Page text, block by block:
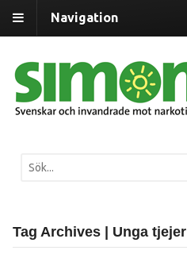
Navigation
Tag Archives | Unga tjejer